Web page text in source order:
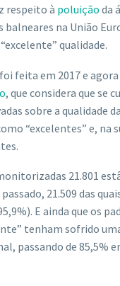
respeito à poluição da
balneares na União
qualidade.
feita em 2017 e
, que considera que se
sobre a qualidade
“excelentes” e, na
21.801
21.509 das
E ainda que os
tenham sofrido
passando de 85,5%